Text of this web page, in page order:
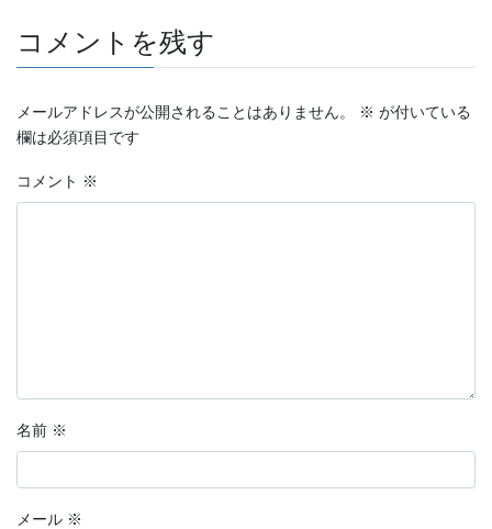
コメントを残す
メールアドレスが公開されることはありません。 ※ が付いている
欄は必須項目です
コメント ※
名前 ※
メール ※